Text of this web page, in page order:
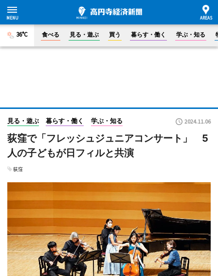
36°C 食べる 見る・遊ぶ 買う 暮らす・働く 学ぶ・知る
見る・遊ぶ 暮らす・働く 学ぶ・知る 2024.11.06
荻窪で「フレッシュジュニアコンサート」 5
人の子どもが日フィルと共演
荻窪